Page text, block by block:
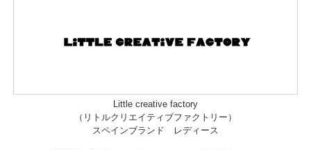
Little creative factory
（リトルクリエイティブファクトリー）
スペインブランド レディース